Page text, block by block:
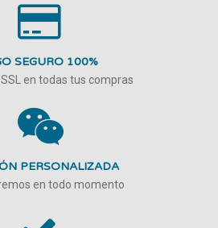
SEGURO 100%
en todas tus compras
PERSONALIZADA
en todo momento